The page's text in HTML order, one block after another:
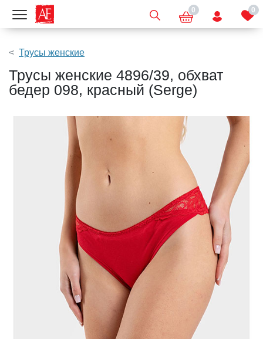
Показать меню 0 0
Трусы женские
Трусы женские 4896/39, обхват
бедер 098, красный (Serge)